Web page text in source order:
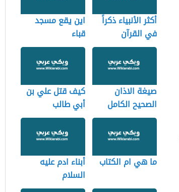
أكثر الأنبياء ذكراً
في القرآن
اين يقع مسجد
قباء
صيغة الاذان
الصحيح الكامل
كيف قتل علي بن
أبي طالب
ما هي ام الكتاب
أبناء ادم عليه
السلام